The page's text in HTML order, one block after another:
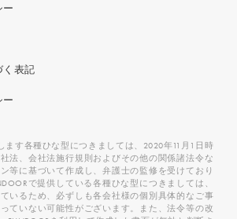
ー
く表記
ー
ます各種ひな型につきましては、2020年11月1日時
法、会社法施行規則およびその他の関係諸法令な
等に基づいて作成し、弁護士の監修を受けており
で提供している各種ひな型につきましては、
いるため、必ずしも各会社様の個別具体的なご事
ていない可能性がございます。また、法令等の改